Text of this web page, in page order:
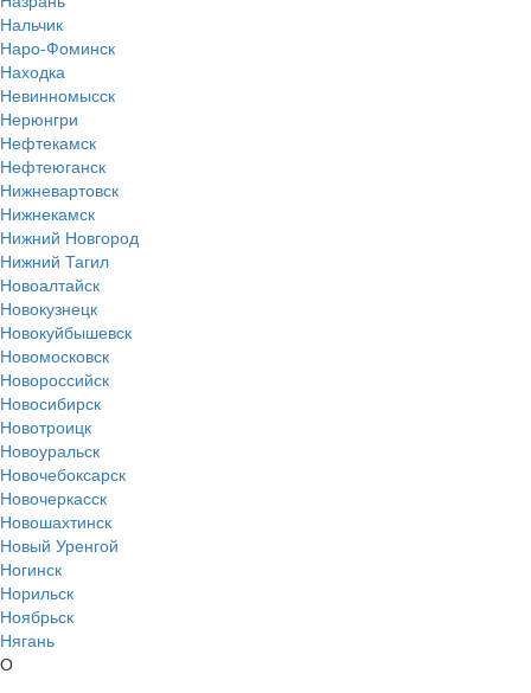
Нальчик
Наро-Фоминск
Находка
Невинномысск
Нерюнгри
Нефтекамск
Нефтеюганск
Нижневартовск
Нижнекамск
Нижний Новгород
Нижний Тагил
Новоалтайск
Новокузнецк
Новокуйбышевск
Новомосковск
Новороссийск
Новосибирск
Новотроицк
Новоуральск
Новочебоксарск
Новочеркасск
Новошахтинск
Новый Уренгой
Ногинск
Норильск
Ноябрьск
Нягань
О